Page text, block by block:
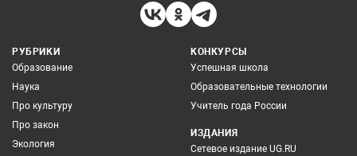
РУБРИКИ
Образование
Наука
Про культуру
Про закон
Экология
КОНКУРСЫ
Успешная школа
Образовательные технологии
Учитель года России
ИЗДАНИЯ
Сетевое издание UG.RU